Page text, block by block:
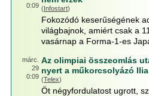
0:09 (Infostart)
Fokozódó keserűségének
világbajnok, amiért csak a
vasárnap a Forma-1-es
márc.
29
0:09
Az olimpiai összeomlás
nyert a műkorcsolyázó
(Telex)
Öt négyfordulatost ugrott,